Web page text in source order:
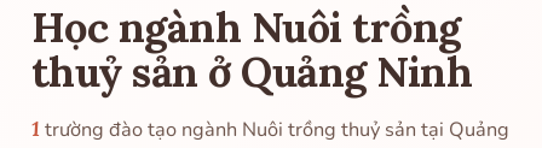
Học ngành Nuôi trồng
thuỷ sản ở Quảng Ninh
1 trường đào tạo ngành Nuôi trồng thuỷ sản tại Quảng